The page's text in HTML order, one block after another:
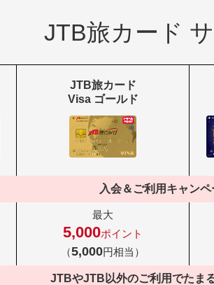
JTB旅カード
JTB旅カード
Visa ゴールド
入会＆ご利用キャンペ
最大
5,000ポイント
（5,000円相当）
JTBやJTB以外のご利用でたま